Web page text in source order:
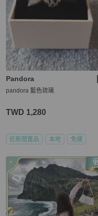
Pandora
pandora 藍色琉璃
TWD 1,280
近新閒置品 本地 免運